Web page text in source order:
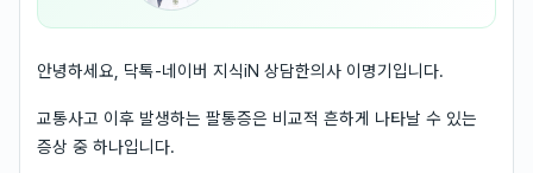
안녕하세요, 닥톡-네이버 지식iN 상담한의사 이명기입니다.
교통사고 이후 발생하는 팔통증은 비교적 흔하게 나타날 수 있는
증상 중 하나입니다.